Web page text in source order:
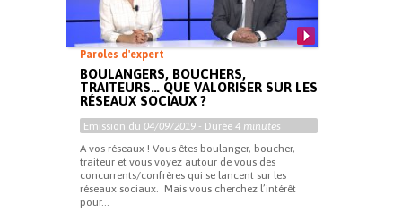
Paroles d'expert
BOULANGERS, BOUCHERS,
TRAITEURS… QUE VALORISER SUR LES
RÉSEAUX SOCIAUX ?
Emission du 04/09/2019 - Durée 4 minutes
A vos réseaux ! Vous êtes boulanger, boucher,
traiteur et vous voyez autour de vous des
concurrents/confrères qui se lancent sur les
réseaux sociaux. Mais vous cherchez l’intérêt
pour...